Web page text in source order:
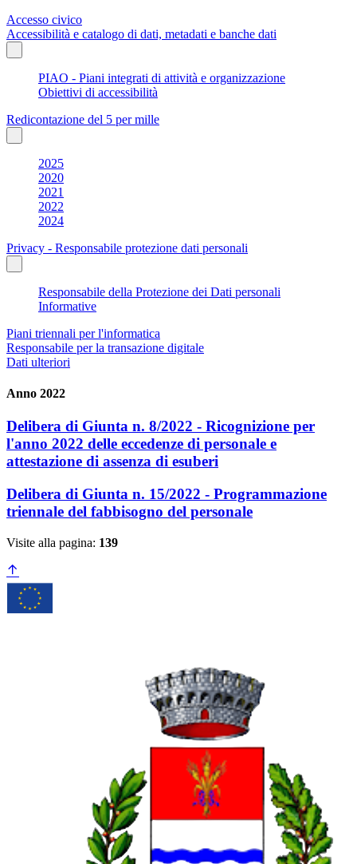
Accesso civico
Accessibilità e catalogo di dati, metadati e banche dati
PIAO - Piani integrati di attività e organizzazione
Obiettivi di accessibilità
Redicontazione del 5 per mille
2025
2020
2021
2022
2024
Privacy - Responsabile protezione dati personali
Responsabile della Protezione dei Dati personali
Informative
Piani triennali per l'informatica
Responsabile per la transazione digitale
Dati ulteriori
Anno 2022
Delibera di Giunta n. 8/2022 - Ricognizione per
l'anno 2022 delle eccedenze di personale e
attestazione di assenza di esuberi
Delibera di Giunta n. 15/2022 - Programmazione
triennale del fabbisogno del personale
Visite alla pagina: 139